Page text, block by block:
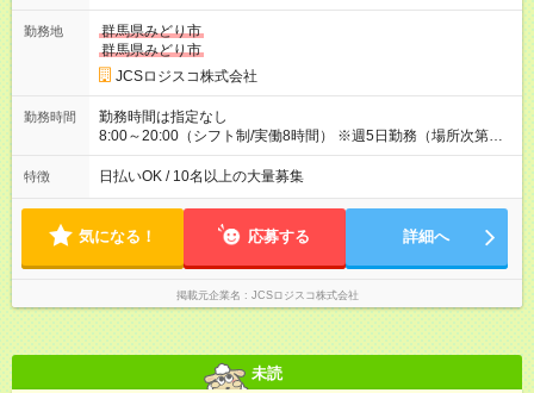
ど！ ・主要都市エリア 月収55万円／週5日稼働 月収65万~112
万円／週6日稼働 ・地方郊外エリア 月収40万円／週5日稼働 月
収40万円~50万円／週6日稼働 ＜モデルイメージ＞ ■月収50万
円 (27歳男性/江東区在住)※元建築関係 1日150個配達×25日勤務
(日休み) ■月収80万円(43歳男性/墨田区在住)※元営業 1日200個
勤務地
群馬県みどり市
群馬県みどり市
JCSロジスコ株式会社
勤務時間
勤務時間は指定なし
8:00～20:00（シフト制/実働8時間） ※週5日勤務（場所次第で
は週4も有り） ※配達状況によって時間外での勤務可能性有り ※
案件により多少の前後あり ※配達が完了次第、帰社OKです
特徴 日払いOK / 10名以上の大量募集
気になる！ 応募する 詳細へ
掲載元企業名 JCSロジスコ株式会社
未読